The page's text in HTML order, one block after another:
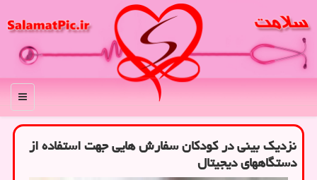
منو
نزدیک بینی در کودکان سفارش هایی جهت استفاده از
دستگاههای دیجیتال